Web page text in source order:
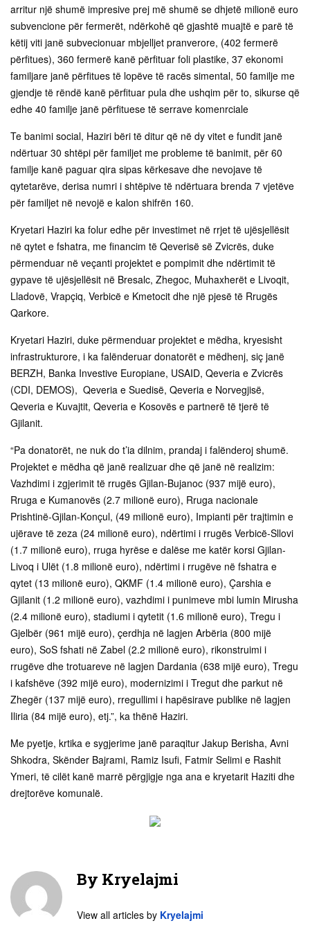
arritur një shumë impresive prej më shumë se dhjetë milionë euro
subvencione për fermerët, ndërkohë që gjashtë muajtë e parë të
këtij viti janë subvecionuar mbjelljet pranverore, (402 fermerë
përfitues), 360 fermerë kanë përfituar foli plastike, 37 ekonomi
familjare janë përfitues të lopëve të racës simental, 50 familje me
gjendje të rëndë kanë përfituar pula dhe ushqim për to, sikurse që
edhe 40 familje janë përfituese të serrave komenrciale
Te banimi social, Haziri bëri të ditur që në dy vitet e fundit janë
ndërtuar 30 shtëpi për familjet me probleme të banimit, për 60
familje kanë paguar qira sipas kërkesave dhe nevojave të
qytetarëve, derisa numri i shtëpive të ndërtuara brenda 7 vjetëve
për familjet në nevojë e kalon shifrën 160.
Kryetari Haziri ka folur edhe për investimet në rrjet të ujësjellësit
në qytet e fshatra, me financim të Qeverisë së Zvicrës, duke
përmenduar në veçanti projektet e pompimit dhe ndërtimit të
gypave të ujësjellësit në Bresalc, Zhegoc, Muhaxherët e Livoqit,
Lladovë, Vrapçiq, Verbicë e Kmetocit dhe një pjesë të Rrugës
Qarkore.
Kryetari Haziri, duke përmenduar projektet e mëdha, kryesisht
infrastrukturore, i ka falënderuar donatorët e mëdhenj, siç janë
BERZH, Banka Investive Europiane, USAID, Qeveria e Zvicrës
(CDI, DEMOS), Qeveria e Suedisë, Qeveria e Norvegjisë,
Qeveria e Kuvajtit, Qeveria e Kosovës e partnerë të tjerë të
Gjilanit.
“Pa donatorët, ne nuk do t’ia dilnim, prandaj i falënderoj shumë.
Projektet e mëdha që janë realizuar dhe që janë në realizim:
Vazhdimi i zgjerimit të rrugës Gjilan-Bujanoc (937 mijë euro),
Rruga e Kumanovës (2.7 milionë euro), Rruga nacionale
Prishtinë-Gjilan-Konçul, (49 milionë euro), Impianti për trajtimin e
ujërave të zeza (24 milionë euro), ndërtimi i rrugës Verbicë-Sllovi
(1.7 milionë euro), rruga hyrëse e dalëse me katër korsi Gjilan-
Livoq i Ulët (1.8 milionë euro), ndërtimi i rrugëve në fshatra e
qytet (13 milionë euro), QKMF (1.4 milionë euro), Çarshia e
Gjilanit (1.2 milionë euro), vazhdimi i punimeve mbi lumin Mirusha
(2.4 milionë euro), stadiumi i qytetit (1.6 milionë euro), Tregu i
Gjelbër (961 mijë euro), çerdhja në lagjen Arbëria (800 mijë
euro), SoS fshati në Zabel (2.2 milionë euro), rikonstruimi i
rrugëve dhe trotuareve në lagjen Dardania (638 mijë euro), Tregu
i kafshëve (392 mijë euro), modernizimi i Tregut dhe parkut në
Zhegër (137 mijë euro), rregullimi i hapësirave publike në lagjen
Iliria (84 mijë euro), etj.”, ka thënë Haziri.
Me pyetje, krtika e sygjerime janë paraqitur Jakup Berisha, Avni
Shkodra, Skënder Bajrami, Ramiz Isufi, Fatmir Selimi e Rashit
Ymeri, të cilët kanë marrë përgjigje nga ana e kryetarit Haziti dhe
drejtorëve komunalë.
By Kryelajmi
View all articles by Kryelajmi